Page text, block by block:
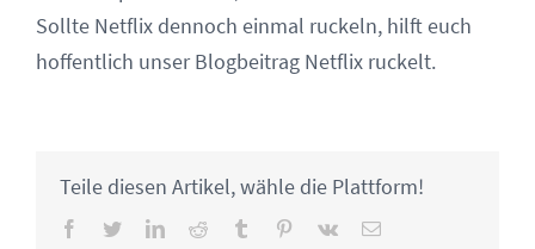
Sollte Netflix dennoch einmal ruckeln, hilft euch
hoffentlich unser Blogbeitrag Netflix ruckelt.
Teile diesen Artikel, wähle die Plattform!
Facebook
TwitterLinkedInReddit Tumblr Pinterest
Vk Email